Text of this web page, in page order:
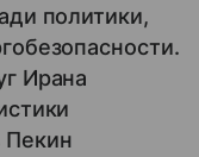
политики,
Ирана
Пекин